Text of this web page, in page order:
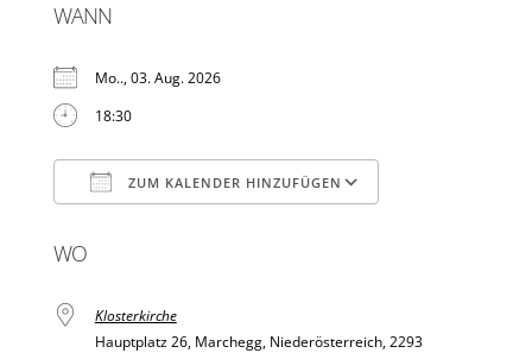
WANN
Mo.., 03. Aug. 2026
18:30
ZUM KALENDER HINZUFÜGEN
WO
Klosterkirche
Hauptplatz 26, Marchegg, Niederösterreich, 2293